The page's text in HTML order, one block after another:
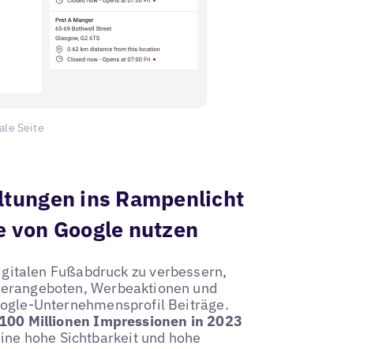
Seite
ins Rampenlicht
Google nutzen
Fußabdruck zu verbessern,
Werbeaktionen und
Unternehmensprofil Beiträge.
100 Millionen Impressionen in 2023
hohe Sichtbarkeit und hohe